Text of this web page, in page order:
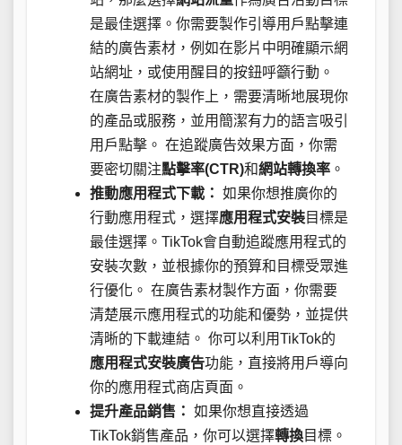
是最佳選擇。你需要製作引導用戶點擊連
結的廣告素材，例如在影片中明確顯示網
站網址，或使用醒目的按鈕呼籲行動。
在廣告素材的製作上，需要清晰地展現你
的產品或服務，並用簡潔有力的語言吸引
用戶點擊。 在追蹤廣告效果方面，你需
要密切關注點擊率(CTR)和網站轉換率 。
推動應用程式下載： 如果你想推廣你的
行動應用程式，選擇應用程式安裝目標是
最佳選擇。TikTok會自動追蹤應用程式的
安裝次數，並根據你的預算和目標受眾進
行優化。 在廣告素材製作方面，你需要
清楚展示應用程式的功能和優勢，並提供
清晰的下載連結。 你可以利用TikTok的
應用程式安裝廣告功能，直接將用戶導向
你的應用程式商店頁面。
提升產品銷售： 如果你想直接透過
TikTok銷售產品，你可以選擇轉換目標。